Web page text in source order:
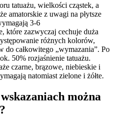
tatuażu, wielkości cząstek, a
amatorskie z uwagi na płytsze
3-6
które zazwyczaj cechuje duża
różnych kolorów,
do całkowitego „wymazania”. Po
50% rozjaśnienie tatuażu.
czarne, brązowe, niebieskie i
natomiast zielone i żółte.
można